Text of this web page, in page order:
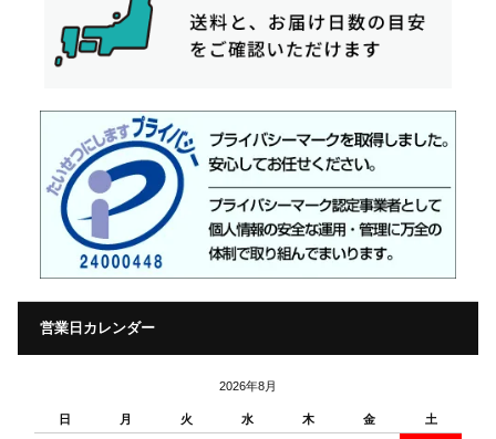
営業日カレンダー
2026年8月
日 月 火 水 木 金 土